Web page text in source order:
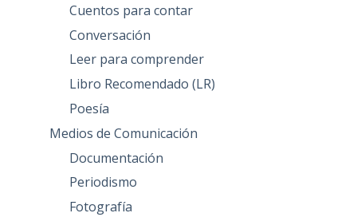
Cuentos para contar
Conversación
Leer para comprender
Libro Recomendado (LR)
Poesía
Medios de Comunicación
Documentación
Periodismo
Fotografía